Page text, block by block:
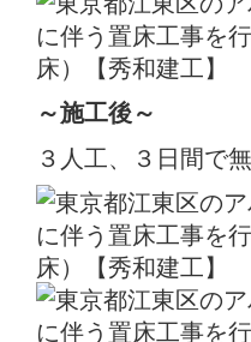
～施工後～
３人工、３日間で